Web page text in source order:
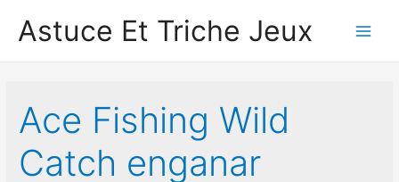
Astuce Et Triche Jeux
Ace Fishing Wild
Catc‪h‬ enganar